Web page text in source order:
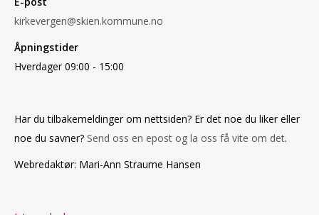
kirkevergen@skien.kommune.no
Åpningstider
Hverdager 09:00 - 15:00
Har du tilbakemeldinger om nettsiden? Er det noe du liker eller
noe du savner? Send oss en epost og la oss få vite om det.
Webredaktør: Mari-Ann Straume Hansen